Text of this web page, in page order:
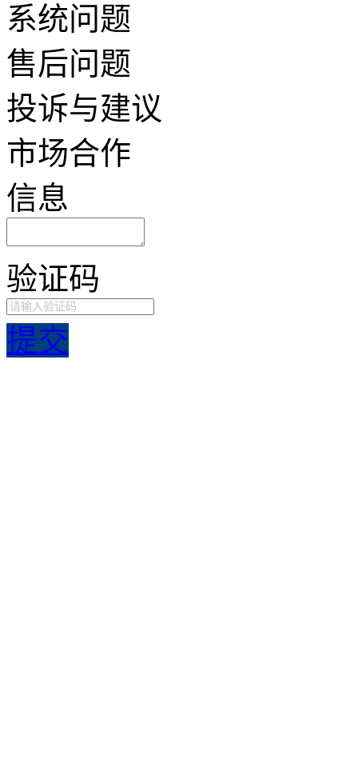
系统问题
售后问题
投诉与建议
市场合作
信息
验证码
提交